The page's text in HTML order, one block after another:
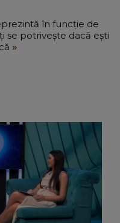
în funcție de
se potrivește dacă ești